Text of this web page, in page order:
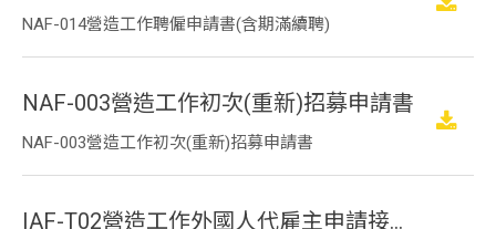
NAF-014營造工作聘僱申請書(含期滿續聘)
NAF-003營造工作初次(重新)招募申請書
NAF-003營造工作初次(重新)招募申請書
IAF-T02營造工作外國人代雇主申請接續聘僱申請書(中印雙語版)